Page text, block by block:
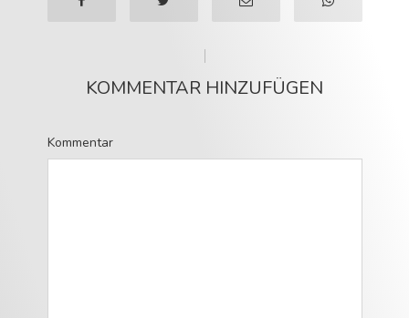
KOMMENTAR HINZUFÜGEN
Kommentar